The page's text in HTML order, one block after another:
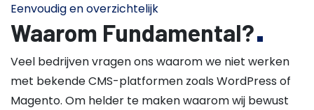
Eenvoudig en overzichtelijk
Waarom Fundamental?
Veel bedrijven vragen ons waarom we niet werken
met bekende CMS-platformen zoals WordPress of
Magento. Om helder te maken waarom wij bewust